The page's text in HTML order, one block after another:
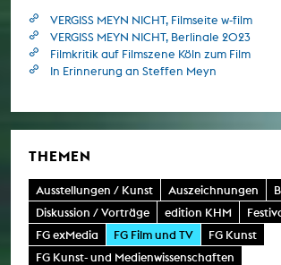
VERGISS MEYN NICHT, Filmseite w-film
VERGISS MEYN NICHT, Berlinale 2023
Filmkritik auf Filmszene Köln zum Film
In Erinnerung an Steffen Meyn
THEMEN
Ausstellungen / Kunst Auszeichnungen
Diskussion / Vorträge
edition KHM
FG exMedia
FG Film und TV
FG Kunst
FG Kunst- und Medienwissenschaften